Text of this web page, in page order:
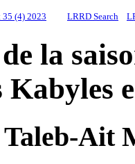
(4) 2023 LRRD Search
la
Kabyles
Ait